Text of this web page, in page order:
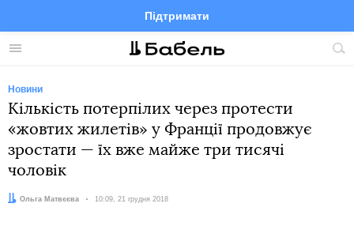
Меню
Підтримати
FacebookTelegramTwitter
Новини
Кількість потерпілих через протести
«жовтих жилетів» у Франції продовжує
зростати — їх вже майже три тисячі
чоловік
Автор:
Ольга Матвєєва Дата:
10:09, 21 грудня 2018